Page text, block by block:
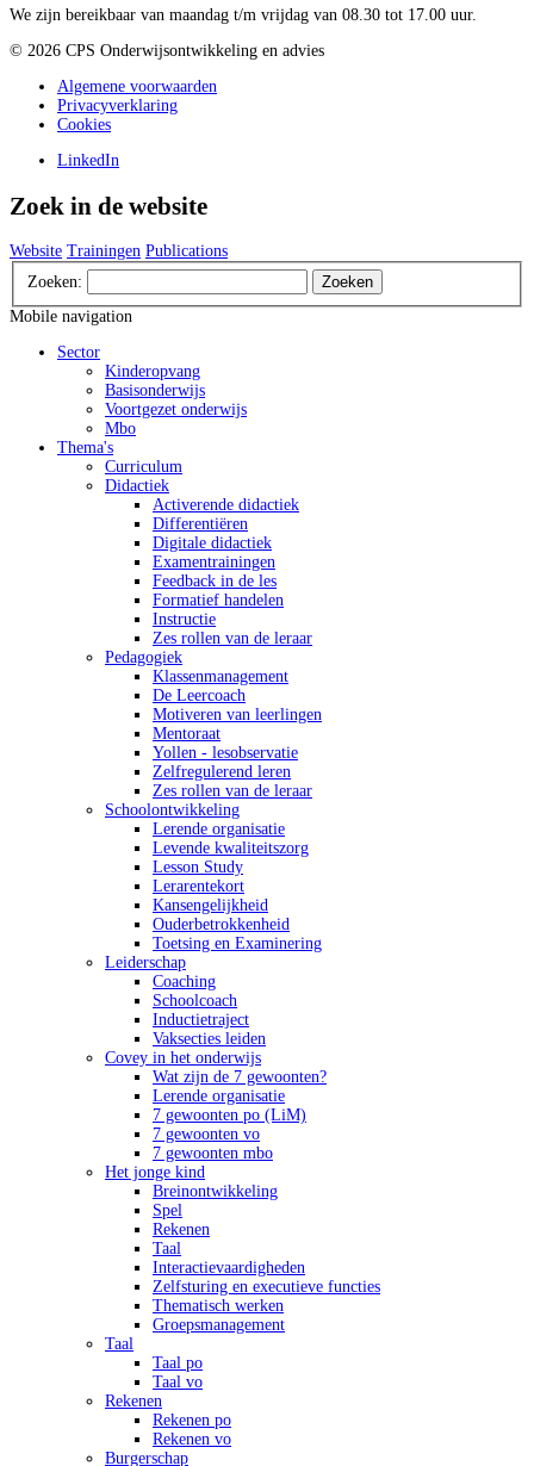
We zijn bereikbaar van maandag t/m vrijdag van 08.30 tot 17.00 uur.
©️ 2026 CPS Onderwijsontwikkeling en advies
Algemene voorwaarden
Privacyverklaring
Cookies
LinkedIn
Zoek in de website
Website Trainingen Publications
Zoeken:
Zoeken
Mobile navigation
Sector
Kinderopvang
Basisonderwijs
Voortgezet onderwijs
Mbo
Thema's
Curriculum
Didactiek
Activerende didactiek
Differentiëren
Digitale didactiek
Examentrainingen
Feedback in de les
Formatief handelen
Instructie
Zes rollen van de leraar
Pedagogiek
Klassenmanagement
De Leercoach
Motiveren van leerlingen
Mentoraat
Yollen - lesobservatie
Zelfregulerend leren
Zes rollen van de leraar
Schoolontwikkeling
Lerende organisatie
Levende kwaliteitszorg
Lesson Study
Lerarentekort
Kansengelijkheid
Ouderbetrokkenheid
Toetsing en Examinering
Leiderschap
Coaching
Schoolcoach
Inductietraject
Vaksecties leiden
Covey in het onderwijs
Wat zijn de 7 gewoonten?
Lerende organisatie
7 gewoonten po (LiM)
7 gewoonten vo
7 gewoonten mbo
Het jonge kind
Breinontwikkeling
Spel
Rekenen
Taal
Interactievaardigheden
Zelfsturing en executieve functies
Thematisch werken
Groepsmanagement
Taal
Taal po
Taal vo
Rekenen
Rekenen po
Rekenen vo
Burgerschap